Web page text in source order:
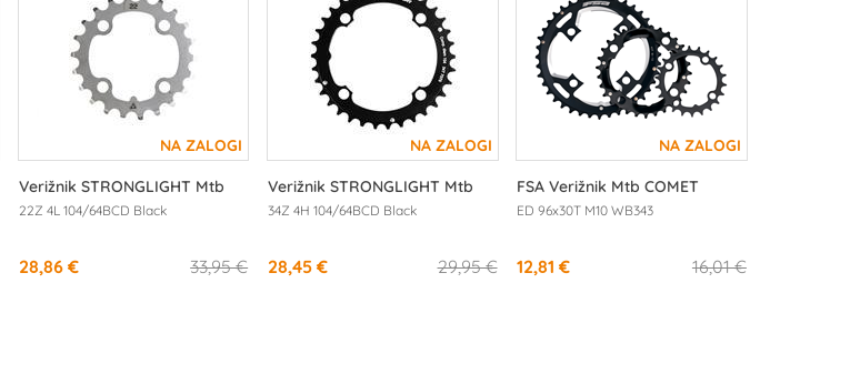
Verižnik STRONGLIGHT Mtb
22Z 4L 104/64BCD Black
33,95 €
28,86 €
Verižnik STRONGLIGHT Mtb
34Z 4H 104/64BCD Black
29,95 €
28,45 €
FSA Verižnik Mtb COMET
ED 96x30T M10 WB343
16,01 €
12,81 €